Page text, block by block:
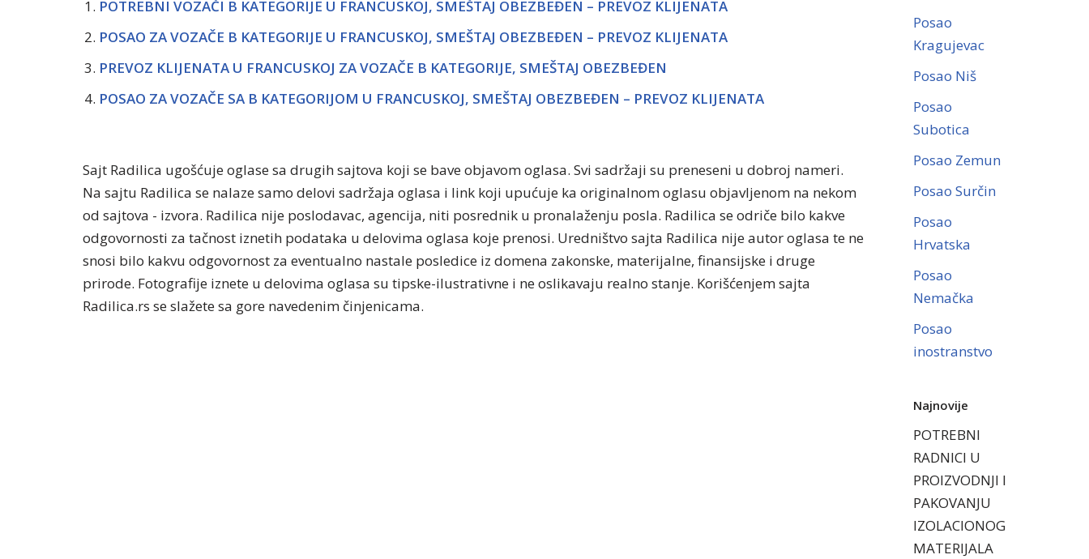
POTREBNI VOZAČI B KATEGORIJE U FRANCUSKOJ, SMEŠTAJ OBEZBEĐEN – PREVOZ KLIJENATA
POSAO ZA VOZAČE B KATEGORIJE U FRANCUSKOJ, SMEŠTAJ OBEZBEĐEN – PREVOZ KLIJENATA
PREVOZ KLIJENATA U FRANCUSKOJ ZA VOZAČE B KATEGORIJE, SMEŠTAJ OBEZBEĐEN
POSAO ZA VOZAČE SA B KATEGORIJOM U FRANCUSKOJ, SMEŠTAJ OBEZBEĐEN – PREVOZ KLIJENATA
Sajt Radilica ugošćuje oglase sa drugih sajtova koji se bave objavom oglasa. Svi sadržaji su preneseni u dobroj nameri.
Na sajtu Radilica se nalaze samo delovi sadržaja oglasa i link koji upućuje ka originalnom oglasu objavljenom na nekom
od sajtova - izvora. Radilica nije poslodavac, agencija, niti posrednik u pronalaženju posla. Radilica se odriče bilo kakve
odgovornosti za tačnost iznetih podataka u delovima oglasa koje prenosi. Uredništvo sajta Radilica nije autor oglasa te ne
snosi bilo kakvu odgovornost za eventualno nastale posledice iz domena zakonske, materijalne, finansijske i druge
prirode. Fotografije iznete u delovima oglasa su tipske-ilustrativne i ne oslikavaju realno stanje. Korišćenjem sajta
Radilica.rs se slažete sa gore navedenim činjenicama.
Posao
Kragujevac
Posao Niš
Posao
Subotica
Posao Zemun
Posao Surčin
Posao
Hrvatska
Posao
Nemačka
Posao
inostranstvo
Najnovije
POTREBNI
RADNICI U
PROIZVODNJI I
PAKOVANJU
IZOLACIONOG
MATERIJALA